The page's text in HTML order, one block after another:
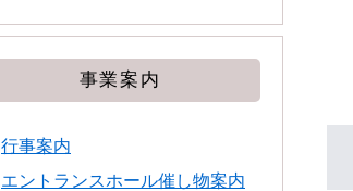
事業案内
行事案内
エントランスホール催し物案内